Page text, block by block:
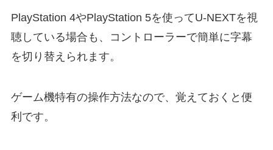
PlayStation 4やPlayStation 5を使ってU-NEXTを視
聴している場合も、コントローラーで簡単に字幕
を切り替えられます。
ゲーム機特有の操作方法なので、覚えておくと便
利です。